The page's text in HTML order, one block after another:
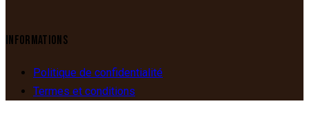
INFORMATIONS
Politique de confidentialité
Termes et conditions